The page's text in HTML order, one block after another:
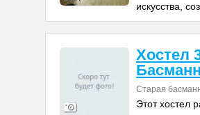
искусства,
Хостел
Старая
Этот хостел